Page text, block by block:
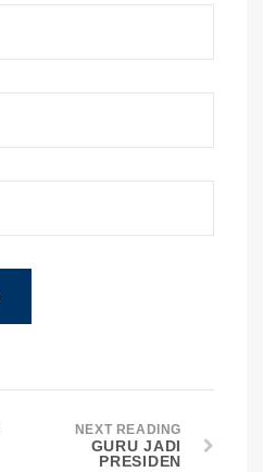
NEXT READING
GURU JADI
PRESIDEN